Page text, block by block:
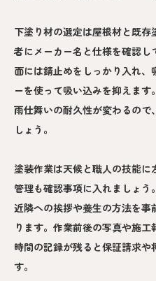
下塗り材の選定は屋根材と既
者にメーカー名と仕様を確認
面には錆止めをしっかり入れ、
ーを使って吸い込みを抑えま
雨仕舞いの耐久性が変わるので
しょう。
塗装作業は天候と職人の技能
管理も確認事項に入れましょう
近隣への挨拶や養生の方法を
ります。作業前後の写真や施
時間の記録が残ると保証請求
す。